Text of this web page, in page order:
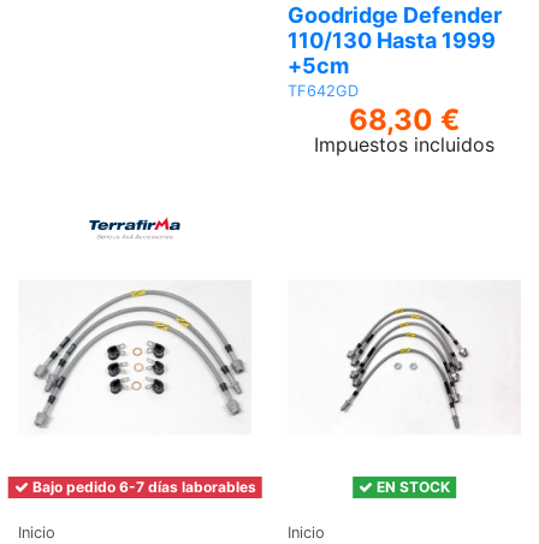
Goodridge Defender
110/130 Hasta 1999
+5cm
TF642GD
68,30 €
Impuestos incluidos
Bajo pedido 6-7 días laborables
Inicio
EN STOCK
Inicio